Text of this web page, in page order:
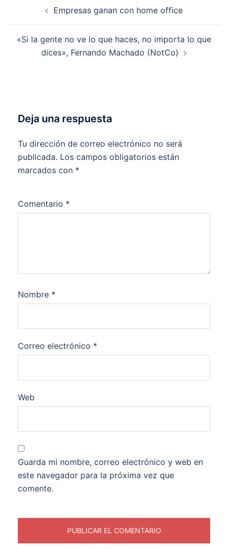
Empresas ganan con home office
«Si la gente no ve lo que haces, no importa lo que
dices», Fernando Machado (NotCo)
Deja una respuesta
Tu dirección de correo electrónico no será
publicada. Los campos obligatorios están
marcados con *
Comentario *
Nombre *
Correo electrónico *
Web
Guarda mi nombre, correo electrónico y web en
este navegador para la próxima vez que
comente.